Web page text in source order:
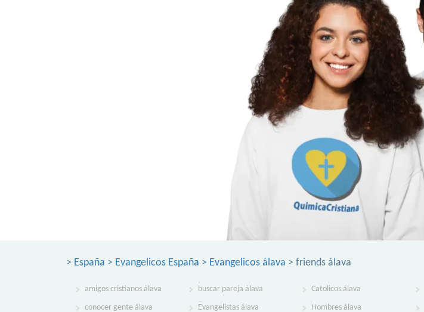
> España > Evangelicos España > Evangelicos álava > friends álava
amigos cristianos álava buscar pareja álava Catolicos álava
conocer gente álava Evangelistas álava Hombres álava